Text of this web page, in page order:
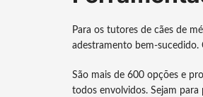
Para os tutores de cães de
adestramento bem-sucedido.
São mais de 600 opções e
todos envolvidos. Sejam